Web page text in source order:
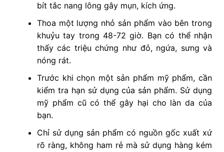
bít tắc nang lông gây mụn, kích ứng.
Thoa một lượng nhỏ sản phẩm vào bên trong
khuỷu tay trong 48-72 giờ. Bạn có thể nhận
thấy các triệu chứng như đỏ, ngứa, sưng và
nóng rát.
Trước khi chọn một sản phẩm mỹ phẩm, cần
kiểm tra hạn sử dụng của sản phẩm. Sử dụng
mỹ phẩm cũ có thể gây hại cho làn da của
bạn.
Chỉ sử dụng sản phẩm có nguồn gốc xuất xứ
rõ ràng, không ham rẻ mà sử dụng hàng kém